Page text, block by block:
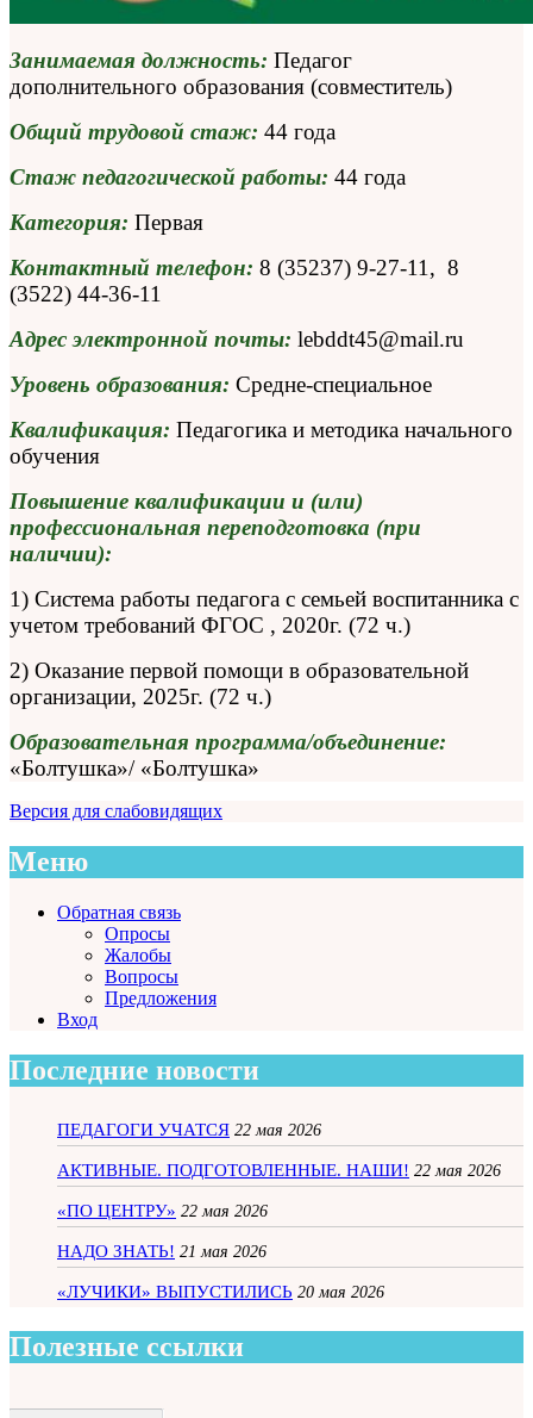
Занимаемая должность: Педагог
дополнительного образования (совместитель)
Общий трудовой стаж: 44 года
Стаж педагогической работы: 44 года
Категория: Первая
Контактный телефон: 8 (35237) 9-27-11, 8
(3522) 44-36-11
Адрес электронной почты: lebddt45@mail.ru
Уровень образования: Средне-специальное
Квалификация: Педагогика и методика начального
обучения
Повышение квалификации и (или)
профессиональная переподготовка (при
наличии):
1) Система работы педагога с семьей воспитанника с
учетом требований ФГОС , 2020г. (72 ч.)
2) Оказание первой помощи в образовательной
организации, 2025г. (72 ч.)
Образовательная программа/объединение:
«Болтушка»/ «Болтушка»
Версия для слабовидящих
Меню
Обратная связь
Опросы
Жалобы
Вопросы
Предложения
Вход
Последние новости
ПЕДАГОГИ УЧАТСЯ 22 мая 2026
АКТИВНЫЕ. ПОДГОТОВЛЕННЫЕ. НАШИ! 22 мая 2026
«ПО ЦЕНТРУ» 22 мая 2026
НАДО ЗНАТЬ! 21 мая 2026
«ЛУЧИКИ» ВЫПУСТИЛИСЬ 20 мая 2026
Полезные ссылки